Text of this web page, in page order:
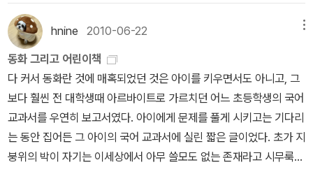
+ 구름빵 애니메이션 그림책 : 엄마의 립스틱) 백희나.김향수 글 그림
/ 한솔수북(한솔교육) / 2011년 1월구름빵에 이어서백희나 작가님의
신간이 많아진다. 참 예쁘고 따스하고 상상력을 풍부하게 만드는 책
이라 참 좋다.구름빵을 좋아하는 꼬마 친구들에게 참 좋은 선물이 될
구름빵 홍비 인형 꾸러미. 아! 나도 하나 갖고 싶다. 외계견 복실이의
참 쉬운 일기쓰기 한세경 지음, 윤유리 그림 / 서울교육(와이즈아이북
스) / 2011년 2월일기는 쉽고도 어렵다. 아이들이라면 더더욱 그러할
듯 하다. 처음 일기를 쓰는 아이들에게 일기가 무엇인지 재미있게 알
문학팀이 있더군요.<자이, 자유를 찾은 아이>를 번역한 김태희 팀장
님을 비롯해 <사라, 버스를 타다>를 번역한 박찬석님과팀원들~반가
웠어요.^^http://blog.aladin.co.kr/714960143/3083492htt
p://blog.aladin.co.kr/714960143/1682734>> 접힌 부분 펼치
기 >> << 펼친 부분 접기 <<매주 토.일요일과 국정 공휴일 오전 10
시~ 오후 6시까지 운영하는 '책향기가 나는 집'에 들어섰더니아이들
이 엄청 좋아하는 '누가 내 머리에 똥쌌어?'가 반겨줬어요.ㅋㅋ벽면의
액자는 이억배 선생님이 그린 <비무장지대에 봄이 오면> 원화라서
반가웠어요.이억배 선생님 매니아들은 그분의 그림책을 줄줄이 알지
hnine 2010-06-22
동화 그리고 어린이책
다 커서 동화란 것에 매혹되었던 것은 아이를 키우면서도 아니고, 그
보다 훨씬 전 대학생때 아르바이트로 가르치던 어느 초등학생의 국어
교과서를 우연히 보고서였다. 아이에게 문제를 풀게 시키고는 기다리
는 동안 집어든 그 아이의 국어 교과서에 실린 짧은 글이었다. 초가 지
붕위의 박이 자기는 이세상에서 아무 쓸모도 없는 존재라고 시무룩하